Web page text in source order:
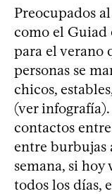
Preocupados
como el Guiad
para el verano
personas se
chicos,
(ver
contactos
entre burbujas
semana, si
todos los días,